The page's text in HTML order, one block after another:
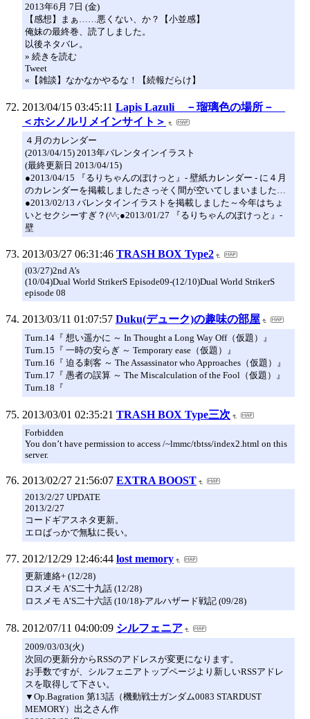
2013年6月 7日 (金)
【感想】まぁ……悪くない、か？【小並感】
俺妹の最終巻、読了しました。
以後ネタバレ。
» 続きを読む
Tweet
«【雑談】なかなかやるな！【続報だらけ】
2013/04/15 03:45:11 Lapis Lazuli －瑠璃色の場所－
＜ホシノルリメインサイト＞
４月のカレンダー
(2013/04/15) 2013年バレンタインイラスト
(最終更新日 2013/04/15)
●2013/04/15 『るりちゃんのぽけっと』- 壁紙カレンダー - に４月
のカレンダーを掲載しましたさっそく間が空いてしまいました…
●2013/02/13 バレンタインイラストを掲載しました～今年はちょ
いとセクシーすぎ？(^^;●2013/01/27 『るりちゃんのぽけっと』-
壁
2013/03/27 06:31:46 TRASH BOX Type2
(03/27)2nd A’s
(10/04)Dual World StrikerS Episode09-(12/10)Dual World StrikerS
episode 08
2013/03/11 01:07:57 Duku(デューク)の趣味の部屋
Turn.14『 想い遥かに ～ In Thought a Long Way Off（仮題）』
Turn.15『 一時の安らぎ ～ Temporary ease（仮題）』
Turn.16『 迫る刺客 ～ The Assassinator who Approaches（仮題）』
Turn.17『 愚者の誤算 ～ The Miscalculation of the Fool（仮題）』
Turn.18『
2013/03/01 02:35:21 TRASH BOX Type三次
Forbidden
You don’t have permission to access /~lmmc/tbtss/index2.html on this
server.
2013/02/27 21:56:07 EXTRA BOOST
2013/2/27 UPDATE
2013/2/27
コードギアスネタ更新。
エロばっかで無駄に長い。
2012/12/29 12:46:44 lost memory
更新連絡+ (12/28)
ロスメモ A’S二十九話 (12/28)
ロスメモ A’S二十六話 (10/18)-アルハザード戦記 (09/28)
2012/07/11 04:00:09 シルフェニア
2009/03/03(火)
次回の更新分からRSSのアドレスが変更になります。
お手数ですが、シルフェニアトップページより新しいRSSアドレ
スを取得して下さい。
▼Op.Bagration 第13話（機動戦士ガンダム0083 STARDUST
MEMORY）出之さん作